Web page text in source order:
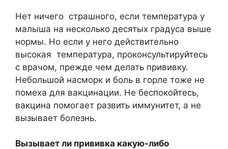
Нет ничего страшного, если температура у
малыша на несколько десятых градуса выше
нормы. Но если у него действительно
высокая температура, проконсультируйтесь
с врачом, прежде чем делать прививку.
Небольшой насморк и боль в горле тоже не
помеха для вакцинации. Не беспокойтесь,
вакцина помогает развить иммунитет, а не
вызывает болезнь.
Вызывает ли прививка какую-либо